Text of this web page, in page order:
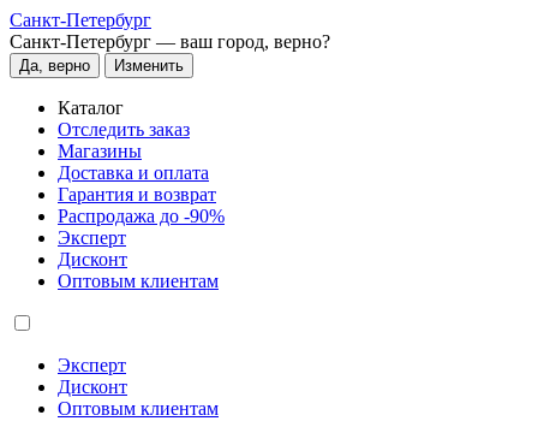
Санкт-Петербург
Санкт-Петербург — ваш город, верно?
Да, верно Изменить
Каталог
Отследить заказ
Магазины
Доставка и оплата
Гарантия и возврат
Распродажа до -90%
Эксперт
Дисконт
Оптовым клиентам
Эксперт
Дисконт
Оптовым клиентам